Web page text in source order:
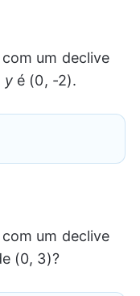
um declive
y é (0, -2).
um declive
(0, 3)?